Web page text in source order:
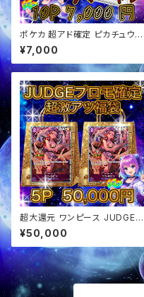
ポケカ 超アド確定 ピカチュウor
リザードン確定 オリパ
¥7,000
超大還元 ワンピース JUDGE確
定 超アド確定福袋 オリパ
¥50,000